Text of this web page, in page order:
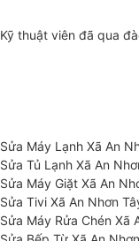
Kỹ thuật viên đã qua
Sửa Máy Lạnh Xã An
Sửa Tủ Lạnh Xã An
Sửa Máy Giặt Xã An
Sửa Tivi Xã An Nhơn
Sửa Máy Rửa Chén Xã